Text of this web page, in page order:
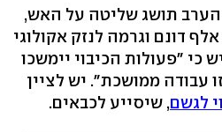
תושג שליטה על האש,
שכילתה כבר יותר מ-50 אלף דונם וגרמה לנזק אקולוגי
כי "פעולות הכיבוי יימשכו
עבודה ממושכת". יש לציין
לגשם, שיסייע לכבאים.